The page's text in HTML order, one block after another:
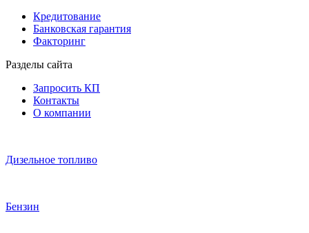
Кредитование
Банковская гарантия
Факторинг
Разделы сайта
Запросить КП
Контакты
О компании
Дизельное топливо
Бензин